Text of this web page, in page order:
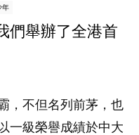
年
們舉辦了全港首
，不但名列前茅，也
一級榮譽成績於中大